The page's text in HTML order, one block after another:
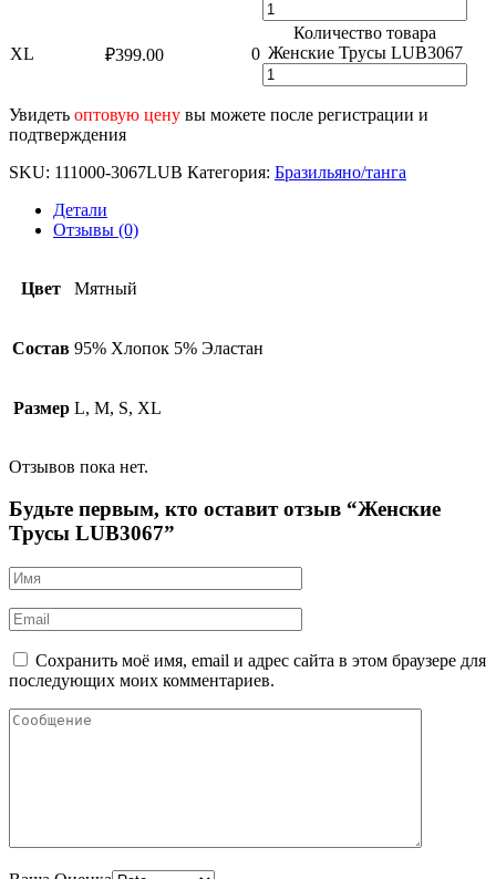
XL ₽399.00 0
Количество товара
Женские Трусы LUB3067
Увидеть оптовую цену вы можете после регистрации и
подтверждения
SKU: 111000-3067LUB Категория: Бразильяно/танга
Детали
Отзывы (0)
Цвет Мятный
Состав 95% Хлопок 5% Эластан
Размер L, M, S, XL
Отзывов пока нет.
Будьте первым, кто оставит отзыв “Женские
Трусы LUB3067”
Сохранить моё имя, email и адрес сайта в этом браузере для
последующих моих комментариев.